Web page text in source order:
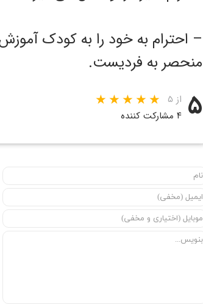
– احترام به خود را به کودک
منحصر به فردیست.
۵ از ۵
۴ مشارکت کننده